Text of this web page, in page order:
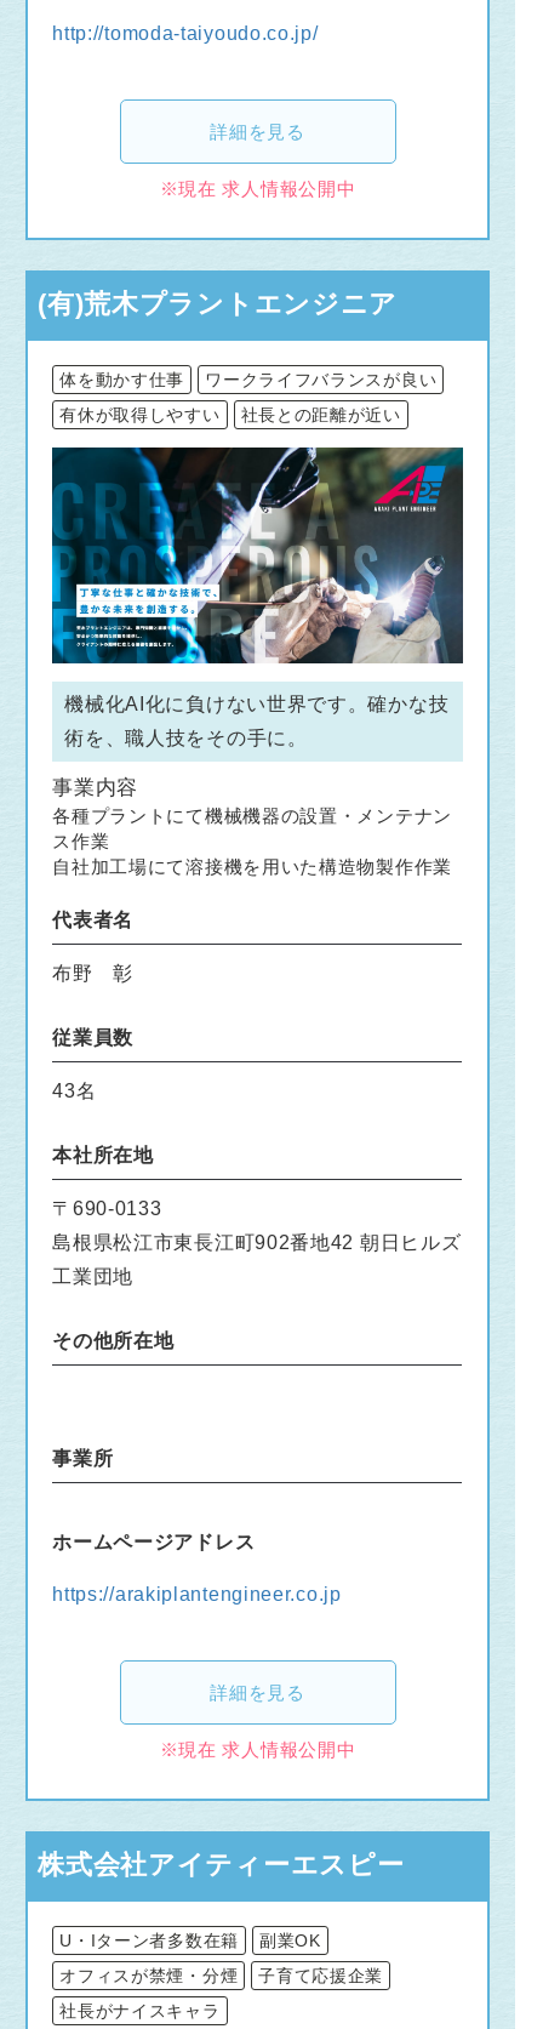
http://tomoda-taiyoudo.co.jp/
詳細を見る
※現在 求人情報公開中
(有)荒木プラントエンジニア
体を動かす仕事
ワークライフバランスが良い
有休が取得しやすい
社長との距離が近い
機械化AI化に負けない世界です。確かな技
術を、職人技をその手に。
事業内容
各種プラントにて機械機器の設置・メンテナン
ス作業
自社加工場にて溶接機を用いた構造物製作作業
代表者名
布野 彰
従業員数
43名
本社所在地
〒690-0133
島根県松江市東長江町902番地42 朝日ヒルズ
工業団地
その他所在地
事業所
ホームページアドレス
https://arakiplantengineer.co.jp
詳細を見る
※現在 求人情報公開中
株式会社アイティーエスピー
U・Iターン者多数在籍
副業OK
オフィスが禁煙・分煙
子育て応援企業
社長がナイスキャラ